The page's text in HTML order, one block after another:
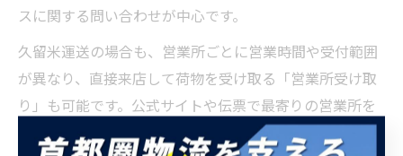
スに関する問い合わせが中心です。
久留米運送の場合も、営業所ごとに営業時間や受付範囲
が異なり、直接来店して荷物を受け取る「営業所受け取
り」も可能です。公式サイトや伝票で最寄りの営業所を
確認し、目的に合った窓口に連絡することが大切です。